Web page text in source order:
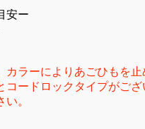
安ー
カラーによりあごひもを
コードロックタイプがご
い。